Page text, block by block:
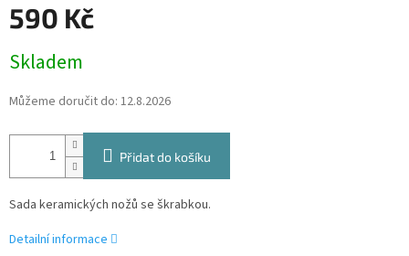
590 Kč
cena:
Skladem
Můžeme doručit do: 12.8.2026
Přidat do košíku
Sada keramických nožů se škrabkou.
Detailní informace